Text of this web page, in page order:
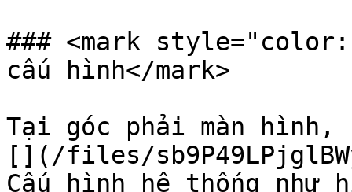
### <mark
cấu hình</mark>
Tại góc phải màn hình,
[](/files/
Cấu hình hệ thống như